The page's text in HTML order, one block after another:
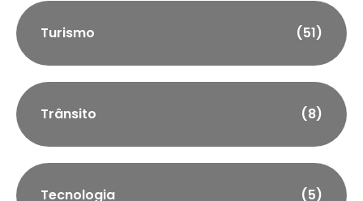
Turismo (51)
Trânsito (8)
Tecnologia (5)